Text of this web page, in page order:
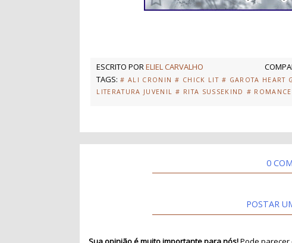
ESCRITO PORELIEL CARVALHO
TAGS: # ALI CRONIN # CHICK LIT # GAROTA HEART
LITERATURA JUVENIL
# RITA SUSSEKIND # ROMANCE
0
POSTAR